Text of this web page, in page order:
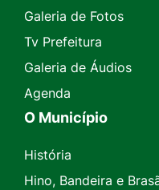
Galeria de Fotos
Tv Prefeitura
Galeria de Áudios
Agenda
O Município
História
Hino, Bandeira e